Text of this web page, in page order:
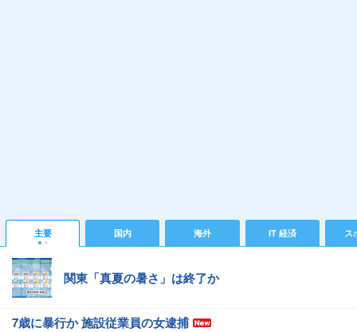
主要 国内 海外 IT 経済 ス
関東「真夏の暑さ」は終了か
7歳に暴行か 施設従業員の女逮捕